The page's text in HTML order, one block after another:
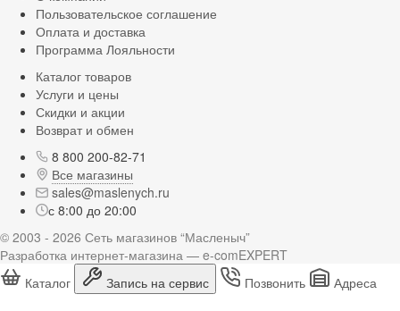
Пользовательское соглашение
Оплата и доставка
Программа Лояльности
Каталог товаров
Услуги и цены
Скидки и акции
Возврат и обмен
8 800 200-82-71
Все магазины
sales@maslenych.ru
с 8:00 до 20:00
© 2003 - 2026 Сеть магазинов “Масленыч”
Разработка интернет-магазина — e-comEXPERT
Каталог
Запись на сервис Позвонить Адреса